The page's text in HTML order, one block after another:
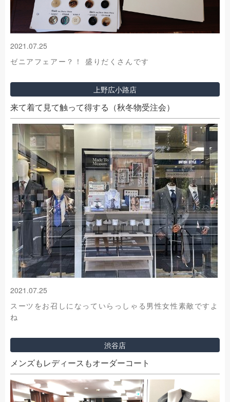
2021.07.25
ゼニアフェアー？！ 盛りだくさんです
上野広小路店
来て着て見て触って得する（秋冬物受注会）
2021.07.25
スーツをお召しになっていらっしゃる男性女性素敵ですよ
ね
渋谷店
メンズもレディースもオーダーコート